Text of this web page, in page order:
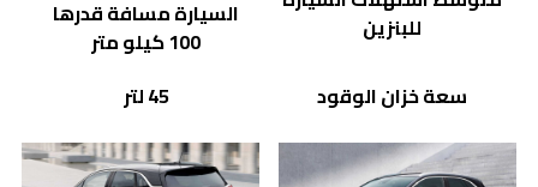
للبنزين
السيارة مسافة قدرها
100 كيلو متر
سعة خزان الوقود
45 لتر